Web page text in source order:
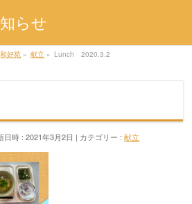
らせ
和好苑 » 献立 » Lunch 2020.3.2
日時 : 2021年3月2日 カテゴリー :献立